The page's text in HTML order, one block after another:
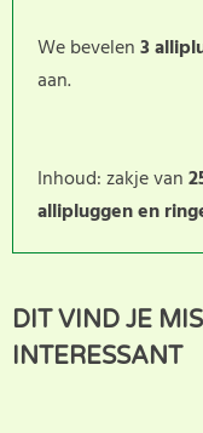
We bevelen3
aan.
Inhoud: zakje van
allipluggen en
Dit product heeft
klantbeoordeling. U
anderen met hun
DIT VIND JE
INTERESSANT